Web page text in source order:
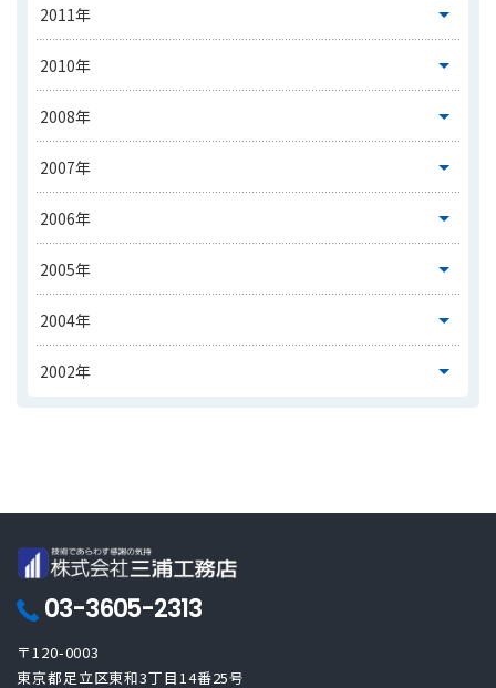
03-3605-2313
〒120-0003
東京都足立区東和3丁目14番25号